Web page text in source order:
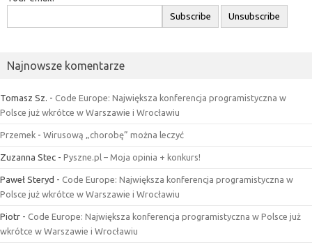
Najnowsze komentarze
Tomasz Sz. - Code Europe: Największa konferencja programistyczna w
Polsce już wkrótce w Warszawie i Wrocławiu
Przemek - Wirusową „chorobę” można leczyć
Zuzanna Stec - Pyszne.pl – Moja opinia + konkurs!
Paweł Steryd - Code Europe: Największa konferencja programistyczna w
Polsce już wkrótce w Warszawie i Wrocławiu
Piotr - Code Europe: Największa konferencja programistyczna w Polsce już
wkrótce w Warszawie i Wrocławiu